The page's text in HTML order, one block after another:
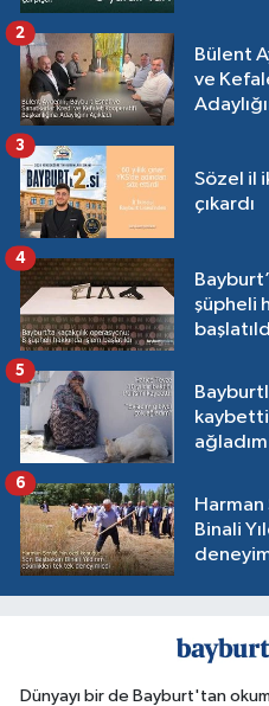
Bülent
ve
2
Sözel il
çıkardı
3
şüpheli
4
5
Harman
Binali
6
Dünyayı bir de Bayburt'tan